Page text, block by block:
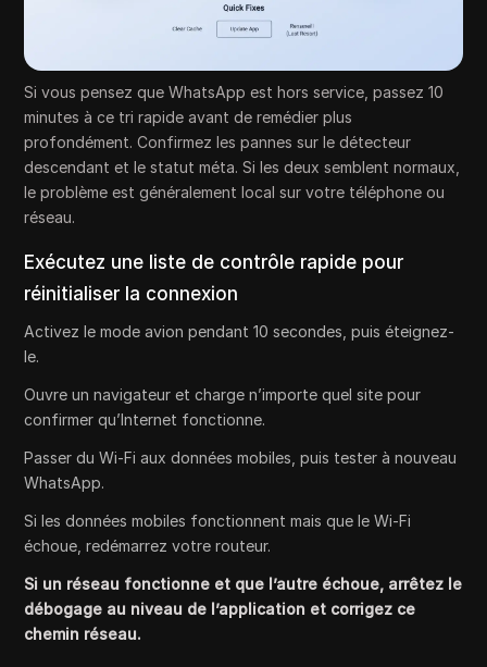
Si vous pensez que WhatsApp est hors service, passez 10
minutes à ce tri rapide avant de remédier plus
profondément. Confirmez les pannes sur le détecteur
descendant et le statut méta. Si les deux semblent normaux,
le problème est généralement local sur votre téléphone ou
réseau.
Exécutez une liste de contrôle rapide pour
réinitialiser la connexion
Activez le mode avion pendant 10 secondes, puis éteignez-
le.
Ouvre un navigateur et charge n’importe quel site pour
confirmer qu’Internet fonctionne.
Passer du Wi-Fi aux données mobiles, puis tester à nouveau
WhatsApp.
Si les données mobiles fonctionnent mais que le Wi-Fi
échoue, redémarrez votre routeur.
Si un réseau fonctionne et que l’autre échoue, arrêtez le
débogage au niveau de l’application et corrigez ce
chemin réseau.